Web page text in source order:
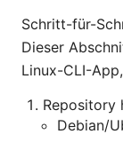
Schritt-für-
Dieser
Linux-CLI-
Repository
Debian/